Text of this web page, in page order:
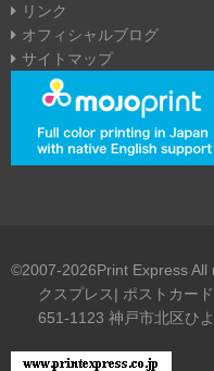
リンク
オフィシャルブログ
サイトマップ
©2007-2026Print Express All
クスプレス| ポストカー
651-1123 神戸市北区ひ